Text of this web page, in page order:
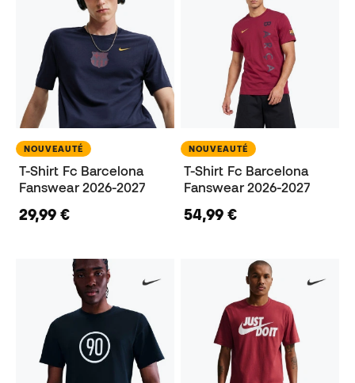
NOUVEAUTÉ
T-Shirt Fc Barcelona
Fanswear 2026-2027
29,99 €
NOUVEAUTÉ
T-Shirt Fc Barcelona
Fanswear 2026-2027
54,99 €